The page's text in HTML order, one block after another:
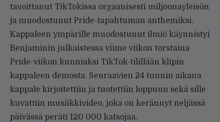
tavoittanut TikTokissa orgaanisesti miljoonayleisön
ja muodostunut Pride-tapahtuman anthemiksi.
Kappaleen ympärille muodostunut ilmiö käynnistyi
Benjaminin julkaistessa viime viikon torstaina
Pride-viikon kunniaksi TikTok-tilillään klipin
kappaleen demosta. Seuraavien 24 tunnin aikana
kappale kirjoitettiin ja tuotettiin loppuun sekä sille
kuvattiin musiikkivideo, joka on kerännyt neljässä
päivässä peräti 120 000 katsojaa.